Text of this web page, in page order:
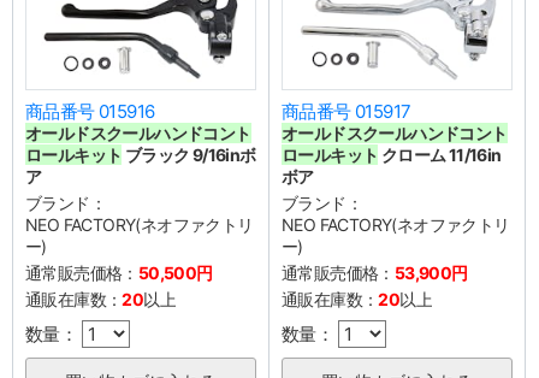
商品番号 015916
オールドスクールハンドコント
ロールキット ブラック 9/16inボ
ア
ブランド：
NEO FACTORY(ネオファクトリ
ー)
通常販売価格： 50,500円
通販在庫数：20以上
数量：
商品番号 015917
オールドスクールハンドコント
ロールキット クローム 11/16in
ボア
ブランド：
NEO FACTORY(ネオファクトリ
ー)
通常販売価格： 53,900円
通販在庫数：20以上
数量：